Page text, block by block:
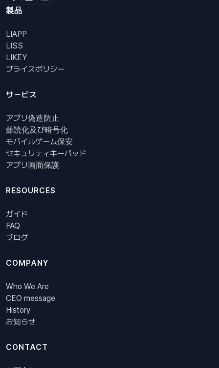
製品
LIAPP
LISS
LIKEY
プライスポリシー
サービス
アプリ偽造防止
難読化及び暗号化
モバイルゲーム保安
セキュリティキーパッド
アプリ画面保護
RESOURCES
ガイド
FAQ
ブログ
COMPANY
Who We Are
CEO message
History
お知らせ
CONTACT